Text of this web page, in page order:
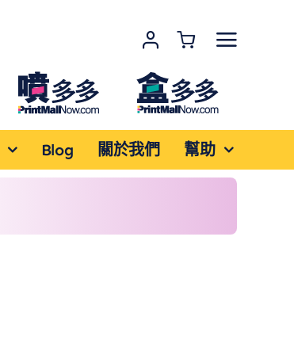
Blog 關於我們 幫助